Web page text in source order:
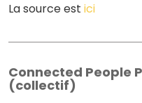
La source est ici
Connected People
(collectif)